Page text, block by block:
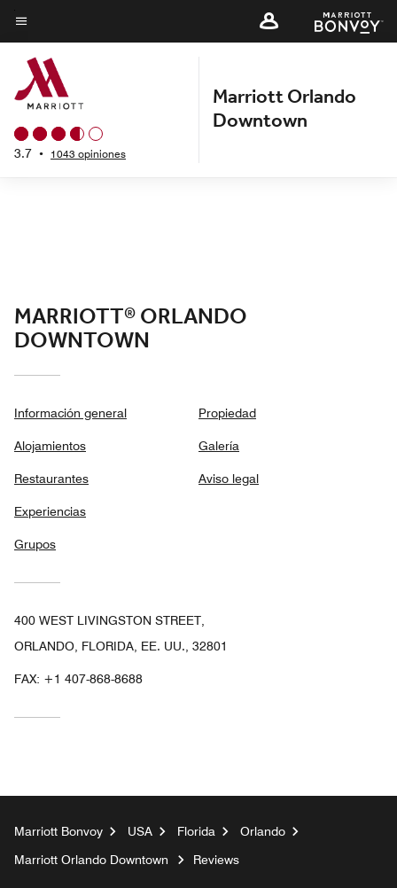
Skip
to
main
content
Texto del menú
3.7 • 1043 opiniones
Marriott Orlando
Downtown
MARRIOTT® ORLANDO
DOWNTOWN
Información general
Alojamientos
Restaurantes
Experiencias
Grupos
Propiedad
Galería
Aviso legal
400 WEST LIVINGSTON STREET,
ORLANDO, FLORIDA, EE. UU., 32801
FAX: +1 407-868-8688
Marriott Bonvoy USA Florida
Orlando
Marriott Orlando Downtown
Reviews